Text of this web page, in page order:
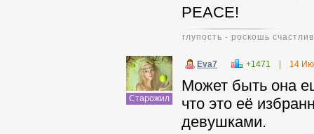
PEACE!
глупость - роскошь
Старожил
Eva7 +1471 14
Может быть она
что это её
девушками.